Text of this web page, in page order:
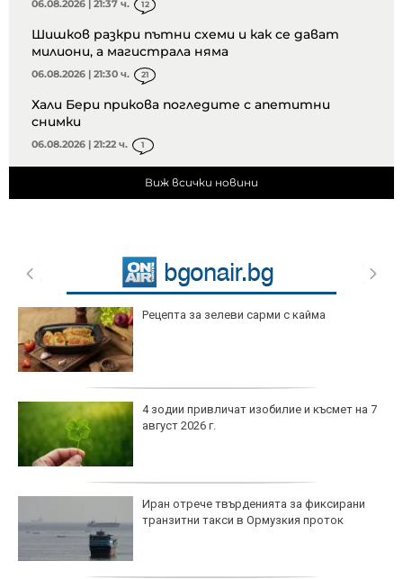
06.08.2026 | 21:37 ч. 12
Шишков разкри пътни схеми и как се дават
милиони, а магистрала няма
06.08.2026 | 21:30 ч. 21
Хали Бери прикова погледите с апетитни
снимки
06.08.2026 | 21:22 ч. 1
Виж всички новини
Рецепта за зелеви сарми с кайма
4 зодии привличат изобилие и късмет на 7
август 2026 г.
Иран отрече твърденията за фиксирани
транзитни такси в Ормузкия проток